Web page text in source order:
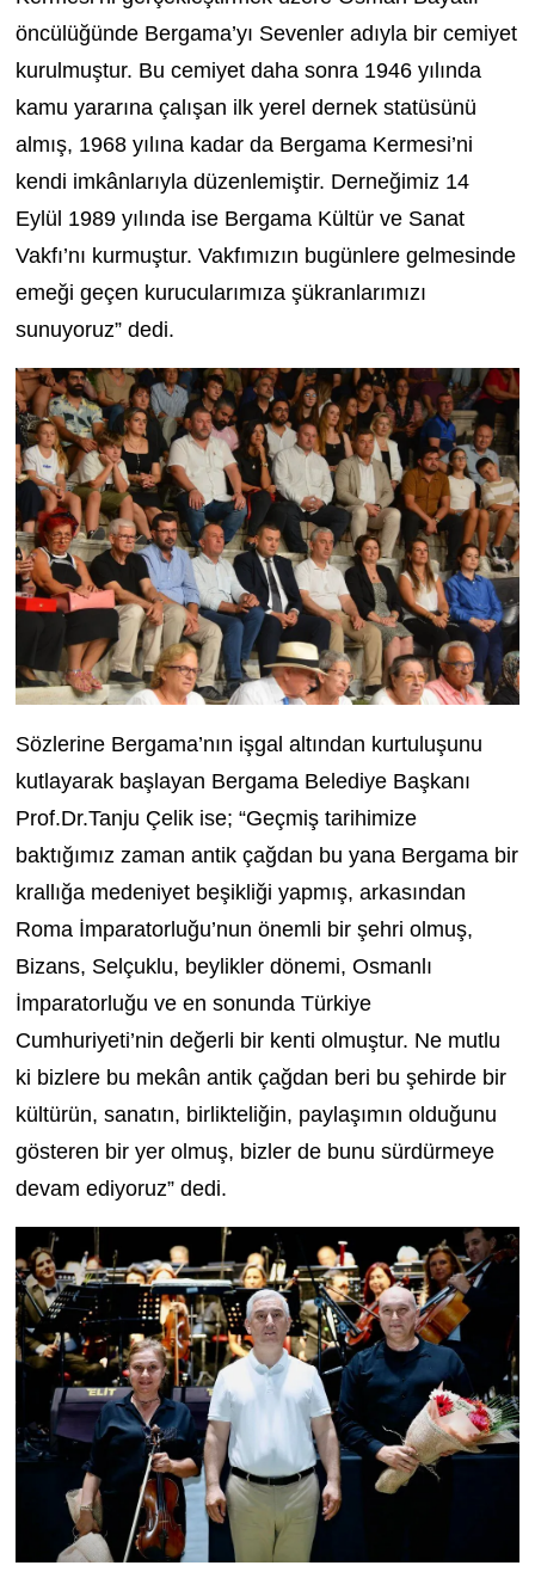
öncülüğünde Bergama’yı Sevenler adıyla bir cemiyet
kurulmuştur. Bu cemiyet daha sonra 1946 yılında
kamu yararına çalışan ilk yerel dernek statüsünü
almış, 1968 yılına kadar da Bergama Kermesi’ni
kendi imkânlarıyla düzenlemiştir. Derneğimiz 14
Eylül 1989 yılında ise Bergama Kültür ve Sanat
Vakfı’nı kurmuştur. Vakfımızın bugünlere gelmesinde
emeği geçen kurucularımıza şükranlarımızı
sunuyoruz” dedi.
Sözlerine Bergama’nın işgal altından kurtuluşunu
kutlayarak başlayan Bergama Belediye Başkanı
Prof.Dr.Tanju Çelik ise; “Geçmiş tarihimize
baktığımız zaman antik çağdan bu yana Bergama bir
krallığa medeniyet beşikliği yapmış, arkasından
Roma İmparatorluğu’nun önemli bir şehri olmuş,
Bizans, Selçuklu, beylikler dönemi, Osmanlı
İmparatorluğu ve en sonunda Türkiye
Cumhuriyeti’nin değerli bir kenti olmuştur. Ne mutlu
ki bizlere bu mekân antik çağdan beri bu şehirde bir
kültürün, sanatın, birlikteliğin, paylaşımın olduğunu
gösteren bir yer olmuş, bizler de bunu sürdürmeye
devam ediyoruz” dedi.